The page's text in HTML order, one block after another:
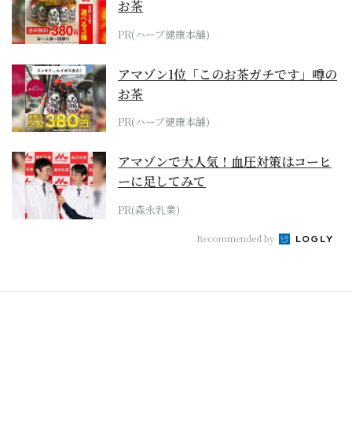
お茶
PR(ハーブ健康本舗)
アマゾン1位「このお茶ガチです」噂の
お茶
PR(ハーブ健康本舗)
アマゾンで大人気！血圧対策はコーヒ
ーに足してみて
PR(森永乳業)
Recommended by